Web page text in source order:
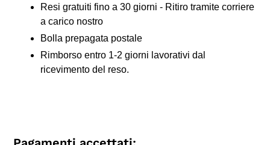
Resi gratuiti fino a 30 giorni - Ritiro tramite corriere
a carico nostro
Bolla prepagata postale
Rimborso entro 1-2 giorni lavorativi dal
ricevimento del reso.